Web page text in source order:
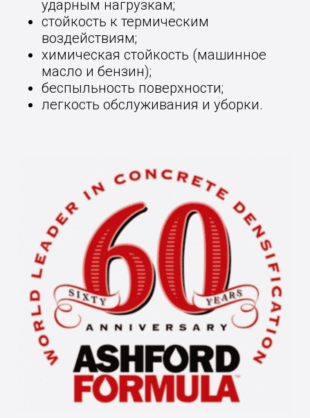
ударным нагрузкам;
стойкость к термическим
воздействиям;
химическая стойкость (машинное
масло и бензин);
беспыльность поверхности;
легкость обслуживания и уборки.